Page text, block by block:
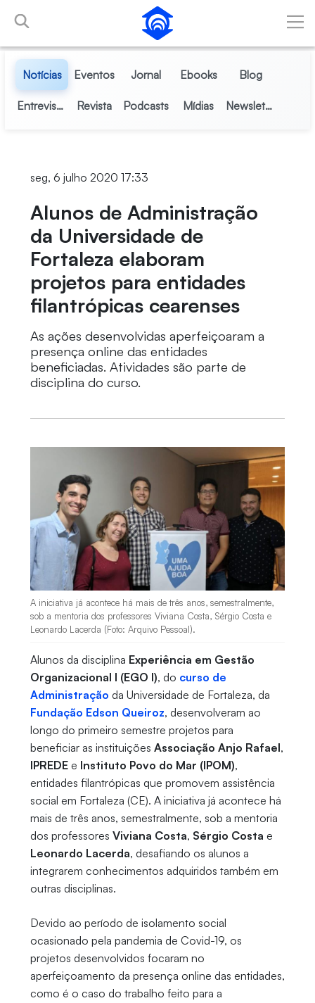
Pular para o Conteúdo principal
Notícias Eventos Jornal Ebooks Blog
Entrevistas Revista Podcasts Mídias Newsletter
seg, 6 julho 2020 17:33
Alunos de Administração
da Universidade de
Fortaleza elaboram
projetos para entidades
filantrópicas cearenses
As ações desenvolvidas aperfeiçoaram a
presença online das entidades
beneficiadas. Atividades são parte de
disciplina do curso.
A iniciativa já acontece há mais de três anos, semestralmente,
sob a mentoria dos professores Viviana Costa, Sérgio Costa e
Leonardo Lacerda (Foto: Arquivo Pessoal).
Alunos da disciplina Experiência em Gestão
Organizacional I (EGO I), do curso de
Administração da Universidade de Fortaleza, da
Fundação Edson Queiroz, desenvolveram ao
longo do primeiro semestre projetos para
beneficiar as instituições Associação Anjo Rafael,
IPREDEe Instituto Povo do Mar (IPOM),
entidades filantrópicas que promovem assistência
social em Fortaleza (CE). A iniciativa já acontece há
mais de três anos, semestralmente, sob a mentoria
dos professores Viviana Costa, Sérgio Costa e
Leonardo Lacerda, desafiando os alunos a
integrarem conhecimentos adquiridos também em
outras disciplinas.
Devido ao período de isolamento social
ocasionado pela pandemia de Covid-19, os
projetos desenvolvidos focaram no
aperfeiçoamento da presença online das entidades,
como é o caso do trabalho feito para a